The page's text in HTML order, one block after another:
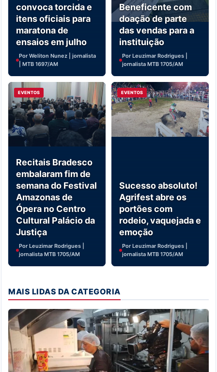
convoca torcida e
itens oficiais para
maratona de
ensaios em julho
Por Weliton Nunez | jornalista
| MTB 1697/AM
Beneficente com
doação de parte
das vendas para a
instituição
Por Leuzimar Rodrigues |
jornalista MTB 1705/AM
EVENTOS
Recitais Bradesco
embalaram fim de
semana do Festival
Amazonas de
Ópera no Centro
Cultural Palácio da
Justiça
Por Leuzimar Rodrigues |
jornalista MTB 1705/AM
EVENTOS
Sucesso absoluto!
Agrifest abre os
portões com
rodeio, vaquejada e
emoção
Por Leuzimar Rodrigues |
jornalista MTB 1705/AM
MAIS LIDAS DA CATEGORIA